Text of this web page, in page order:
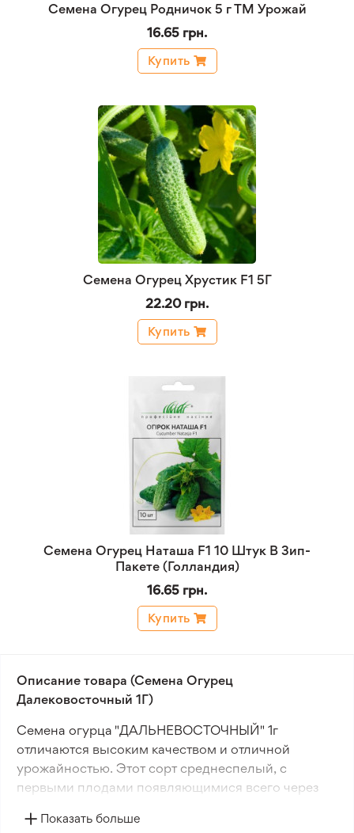
Семена Огурец Родничок 5 г ТМ Урожай
16.65 грн.
Купить
Семена Огурец Хрустик F1 5Г
22.20 грн.
Купить
Семена Огурец Наташа F1 10 Штук В Зип-
Пакете (Голландия)
16.65 грн.
Купить
Описание товара (Семена Огурец
Далековосточный 1Г)
Семена огурца "ДАЛЬНЕВОСТОЧНЫЙ" 1г
отличаются высоким качеством и отличной
урожайностью. Этот сорт среднеспелый, с
первыми плодами появляющимися всего через
Показать больше